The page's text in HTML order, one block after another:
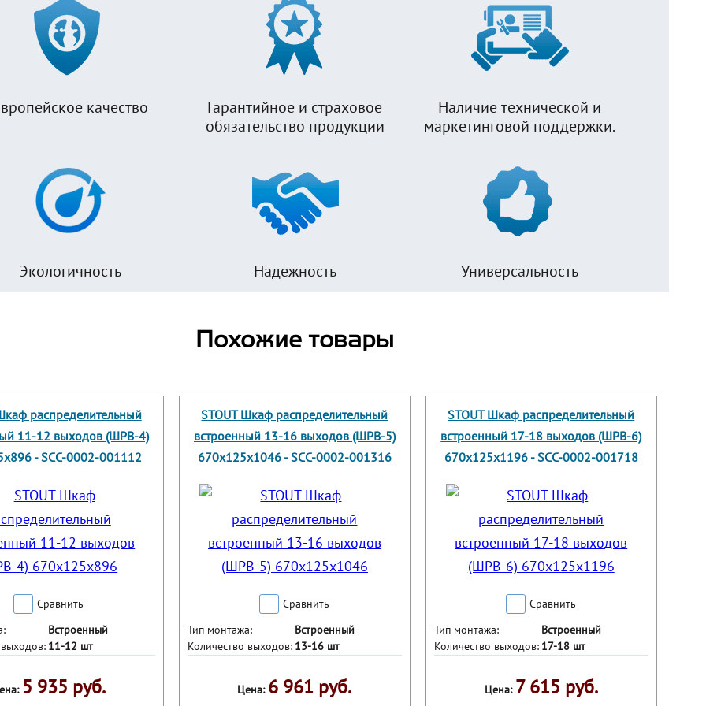
качество
Гарантийное и страховое
обязательство продукции
Наличие технической и
маркетинговой поддержки.
Экологичность Надежность Универсальность
Похожие товары
распределительный
11-12 выходов (ШРВ-4)
- SCC-0002-001112
Сравнить
Встроенный
11-12 шт
5 935 руб.
STOUT Шкаф распределительный
встроенный 13-16 выходов (ШРВ-5)
670х125х1046 - SCC-0002-001316
Сравнить
Тип монтажа:
Встроенный
Количество выходов: 13-16 шт
Цена: 6 961 руб.
STOUT Шкаф распределительный
встроенный 17-18 выходов (ШРВ-6)
670х125х1196 - SCC-0002-001718
Сравнить
Тип монтажа:
Встроенный
Количество выходов: 17-18 шт
Цена: 7 615 руб.